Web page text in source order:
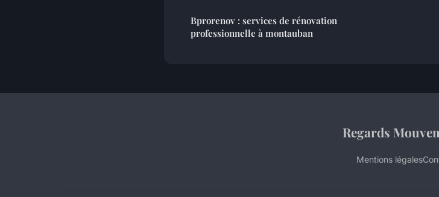
Bprorenov : services de rénovation
professionnelle à montauban
Regards
Mentions légales